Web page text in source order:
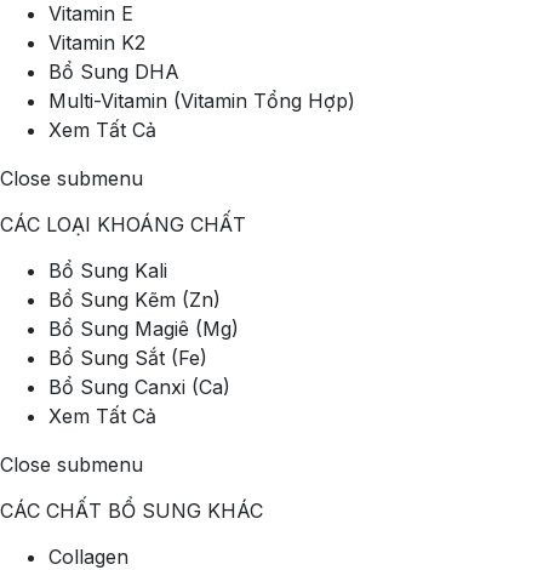
Vitamin E
Vitamin K2
Bổ Sung DHA
Multi-Vitamin (Vitamin Tổng Hợp)
Xem Tất Cả
Close submenu
CÁC LOẠI KHOÁNG CHẤT
Bổ Sung Kali
Bổ Sung Kẽm (Zn)
Bổ Sung Magiê (Mg)
Bổ Sung Sắt (Fe)
Bổ Sung Canxi (Ca)
Xem Tất Cả
Close submenu
CÁC CHẤT BỔ SUNG KHÁC
Collagen